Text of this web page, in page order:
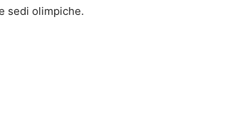
sedi olimpiche.